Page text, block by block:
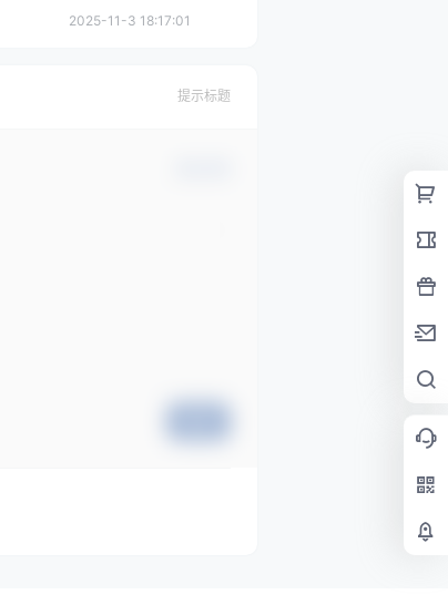
2025-11-3 18:17:01
提示标题